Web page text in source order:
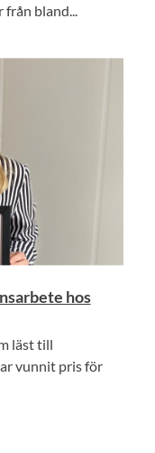
bland...
hos
läst till
vunnit pris för